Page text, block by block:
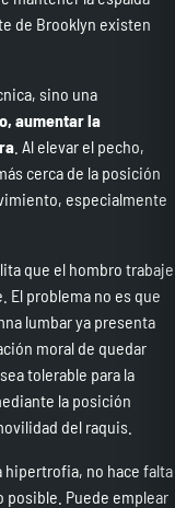
de Brooklyn existen
sino una
aumentar la
. Al elevar el pecho,
cerca de la posición
especialmente
que el hombro trabaje
El problema no es que
lumbar ya presenta
moral de quedar
tolerable para la
la posición
del raquis.
hipertrofia, no hace falta
posible. Puede emplear